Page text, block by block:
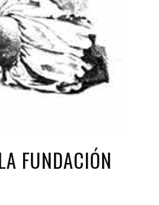
FUNDACIÓN